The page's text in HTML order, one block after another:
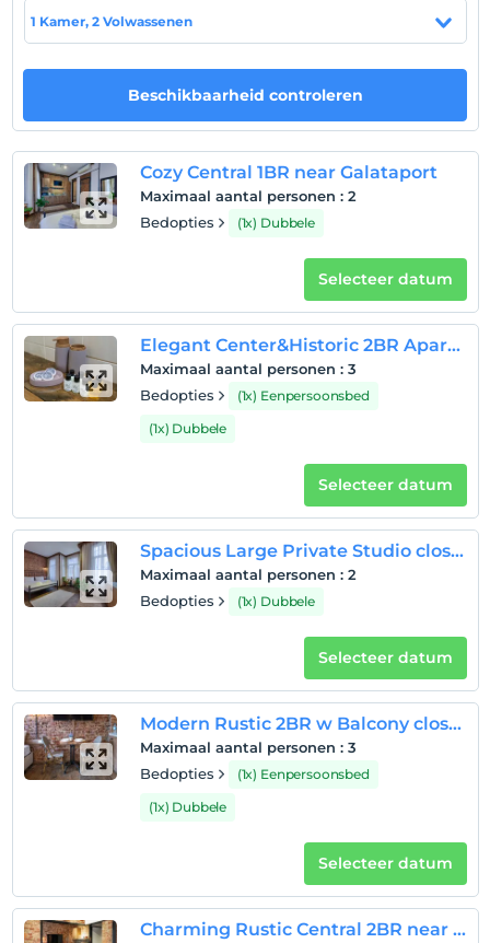
Huisdieren niet toegestaan
roken
rookvrije kamers
kinderen
Baby's jonger dan 2 worden niet in rekening gebracht
1 kind(eren) tot de leeftijd van 3 per kamer
wordt/worden niet in rekening gebracht
1 Kamer, 2 Volwassenen
Beschikbaarheid controleren
Cozy Central 1BR near Galataport
Maximaal aantal personen : 2
Bedopties
(1x) Dubbele
Selecteer datum
Elegant Center&Historic 2BR Apartment w Balcony
Maximaal aantal personen : 3
Bedopties
(1x) Eenpersoonsbed
(1x) Dubbele
Selecteer datum
Spacious Large Private Studio close to Galataport
Maximaal aantal personen : 2
Bedopties
(1x) Dubbele
Selecteer datum
Modern Rustic 2BR w Balcony close to Galataport
Maximaal aantal personen : 3
Bedopties
(1x) Eenpersoonsbed
(1x) Dubbele
Selecteer datum
Charming Rustic Central 2BR near Galataport